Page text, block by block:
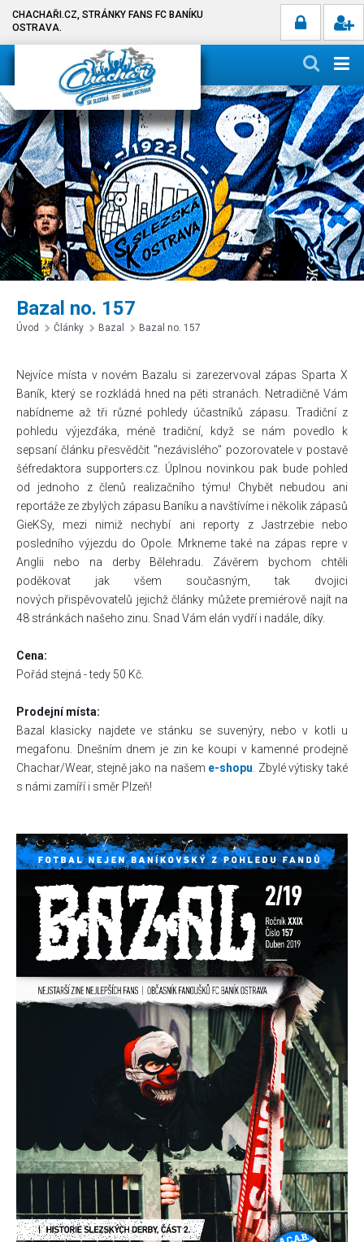
CHACHAŘI.CZ, STRÁNKY FANS FC BANÍKU
OSTRAVA.
Bazal no. 157
Úvod Články Bazal Bazal no. 157
Nejvíce místa v novém Bazalu si zarezervoval zápas Sparta X
Baník, který se rozkládá hned na pěti stranách. Netradičně Vám
nabídneme až tři různé pohledy účastníků zápasu. Tradiční z
pohledu výjezďáka, méně tradiční, když se nám povedlo k
sepsaní článku přesvědčit "nezávislého" pozorovatele v postavě
šéfredaktora supporters.cz. Úplnou novinkou pak bude pohled
od jednoho z členů realizačního týmu! Chybět nebudou ani
reportáže ze zbylých zápasu Baníku a navštívíme i několik zápasů
GieKSy, mezi nimiž nechybí ani reporty z Jastrzebie nebo
posledního výjezdu do Opole. Mrkneme také na zápas repre v
Anglii nebo na derby Bělehradu. Závěrem bychom chtěli
poděkovat jak všem současným, tak dvojici
nových přispěvovatelů jejichž články můžete premiérově najít na
48 stránkách našeho zinu. Snad Vám elán vydří i nadále, díky.
Cena:
Pořád stejná - tedy 50 Kč.
Prodejní místa:
Bazal klasicky najdete ve stánku se suvenýry, nebo v kotli u
megafonu. Dnešním dnem je zin ke koupi v kamenné prodejně
Chachar/Wear, stejně jako na našem e-shopu . Zbylé výtisky také
s námi zamíří i směr Plzeň!